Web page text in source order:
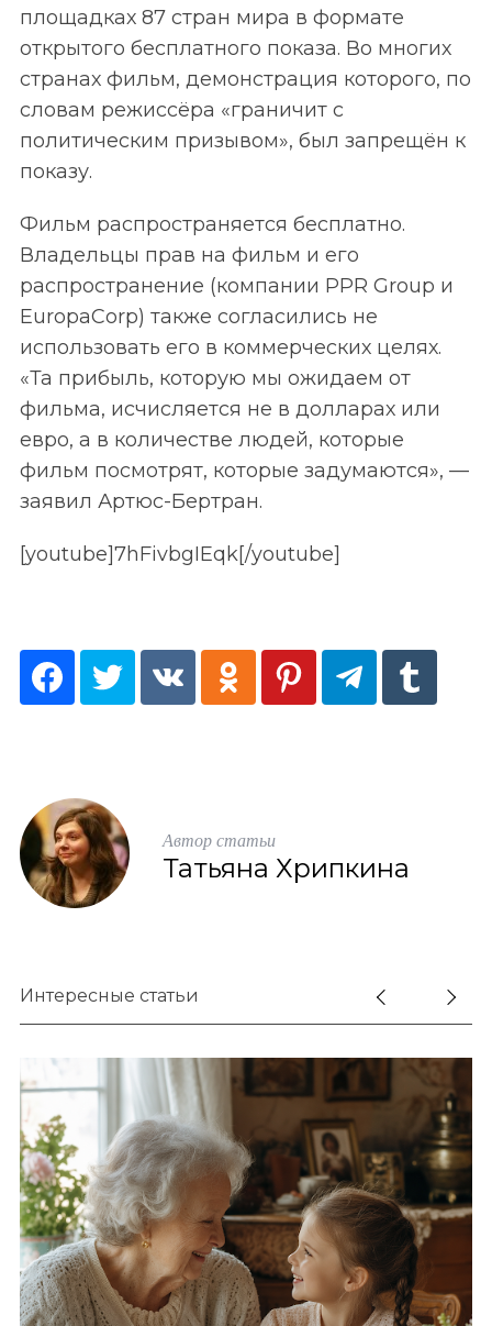
площадках 87 стран мира в формате
открытого бесплатного показа. Во многих
странах фильм, демонстрация которого, по
словам режиссёра «граничит с
политическим призывом», был запрещён к
показу.
Фильм распространяется бесплатно.
Владельцы прав на фильм и его
распространение (компании PPR Group и
EuropaCorp) также согласились не
использовать его в коммерческих целях.
«Та прибыль, которую мы ожидаем от
фильма, исчисляется не в долларах или
евро, а в количестве людей, которые
фильм посмотрят, которые задумаются», —
заявил Артюс-Бертран.
[youtube]7hFivbgIEqk[/youtube]
Автор статьи
Татьяна Хрипкина
Интересные статьи
S
e
a
По авторам